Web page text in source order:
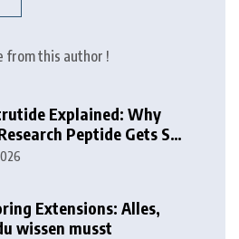
from this author !
Explained: Why
Peptide Gets So
Extensions: Alles,
wissen musst